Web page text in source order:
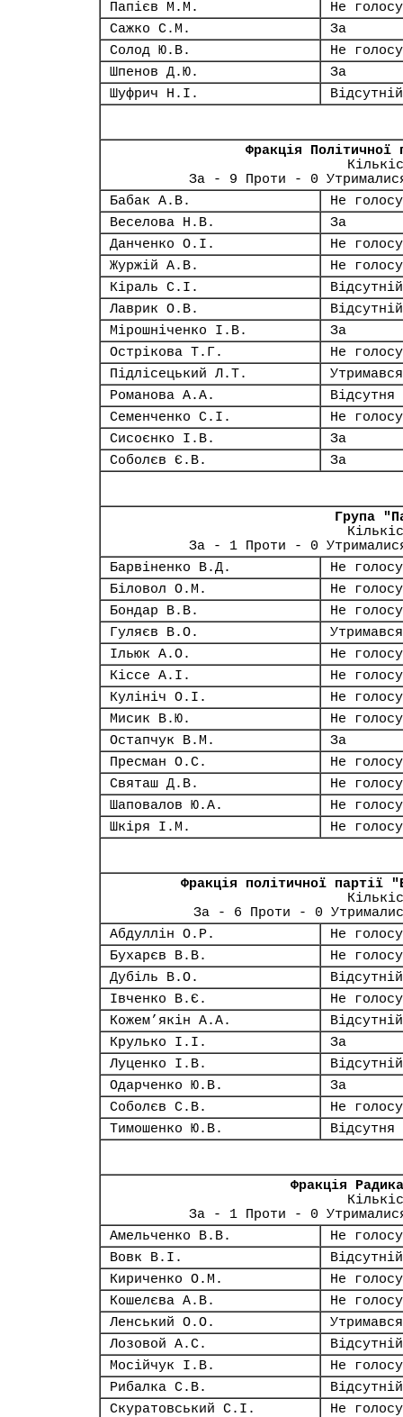
Папієв М.М.
Не
Сажко С.М.
За
Солод Ю.В.
Не
Шпенов Д.Ю.
За
Шуфрич Н.І.
Відсутній
Фракція Політичної
За - 9 Проти - 0
Бабак А.В.
Не
Веселова Н.В.
За
Данченко О.І.
Не
Журжій А.В.
Не
Кіраль С.І.
Відсутній
Лаврик О.В.
Відсутній
Мірошніченко І.В.
За
Острікова Т.Г.
Не
Підлісецький Л.Т.
Утримався
Романова А.А.
Відсутня
Семенченко С.І.
Не
Сисоєнко І.В.
За
Соболєв Є.В.
За
Група
За - 1 Проти - 0
Барвіненко В.Д.
Не
Біловол О.М.
Не
Бондар В.В.
Не
Гуляєв В.О.
Утримався
Ільюк А.О.
Не
Кіссе А.І.
Не
Кулініч О.І.
Не
Мисик В.Ю.
Не
Остапчук В.М.
За
Пресман О.С.
Не
Святаш Д.В.
Не
Шаповалов Ю.А.
Не
Шкіря І.М.
Не
Фракція політичної партії
За - 6 Проти - 0
Абдуллін О.Р.
Не
Бухарєв В.В.
Не
Дубіль В.О.
Відсутній
Івченко В.Є.
Не
Кожем’якін А.А.
Відсутній
Крулько І.І.
За
Луценко І.В.
Відсутній
Одарченко Ю.В.
За
Соболєв С.В.
Не
Тимошенко Ю.В.
Відсутня
Фракція
За - 1 Проти - 0
Амельченко В.В.
Не
Вовк В.І.
Відсутній
Кириченко О.М.
Не
Кошелєва А.В.
Не
Ленський О.О.
Утримався
Лозовой А.С.
Відсутній
Мосійчук І.В.
Не
Рибалка С.В.
Відсутній
Скуратовський С.І.
Не